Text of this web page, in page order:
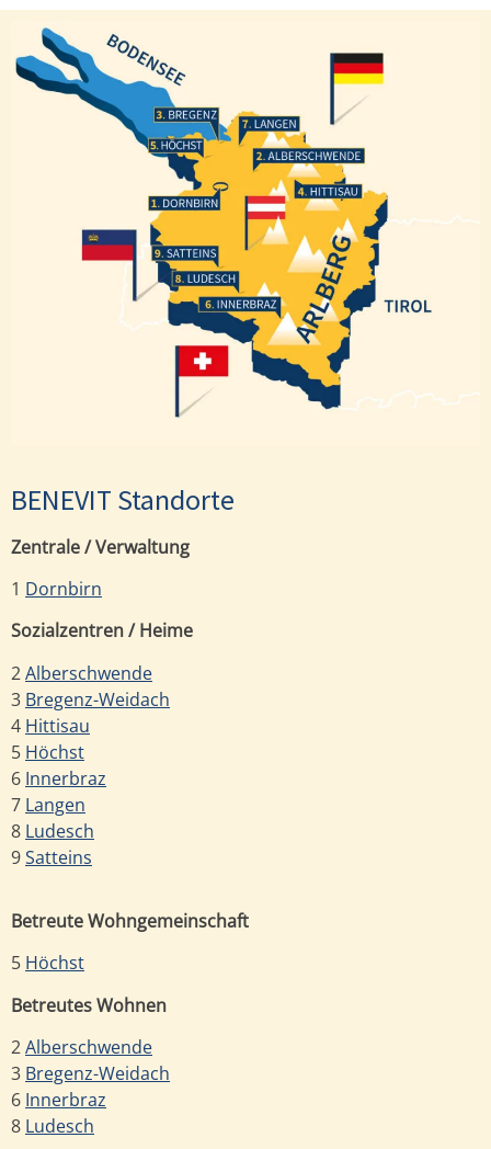
Dornbirn
Bregenz
Langen
Ludesch
Innerbraz
Alberschwende
Satteins
Höchst
BENEVIT Standorte
Zentrale / Verwaltung
1 Dornbirn
Sozialzentren / Heime
2Alberschwende
3 Bregenz-Weidach
4 Hittisau
5 Höchst
6 Innerbraz
7 Langen
8 Ludesch
9Satteins
Betreute Wohngemeinschaft
5 Höchst
Betreutes Wohnen
2Alberschwende
3 Bregenz-Weidach
6 Innerbraz
8 Ludesch